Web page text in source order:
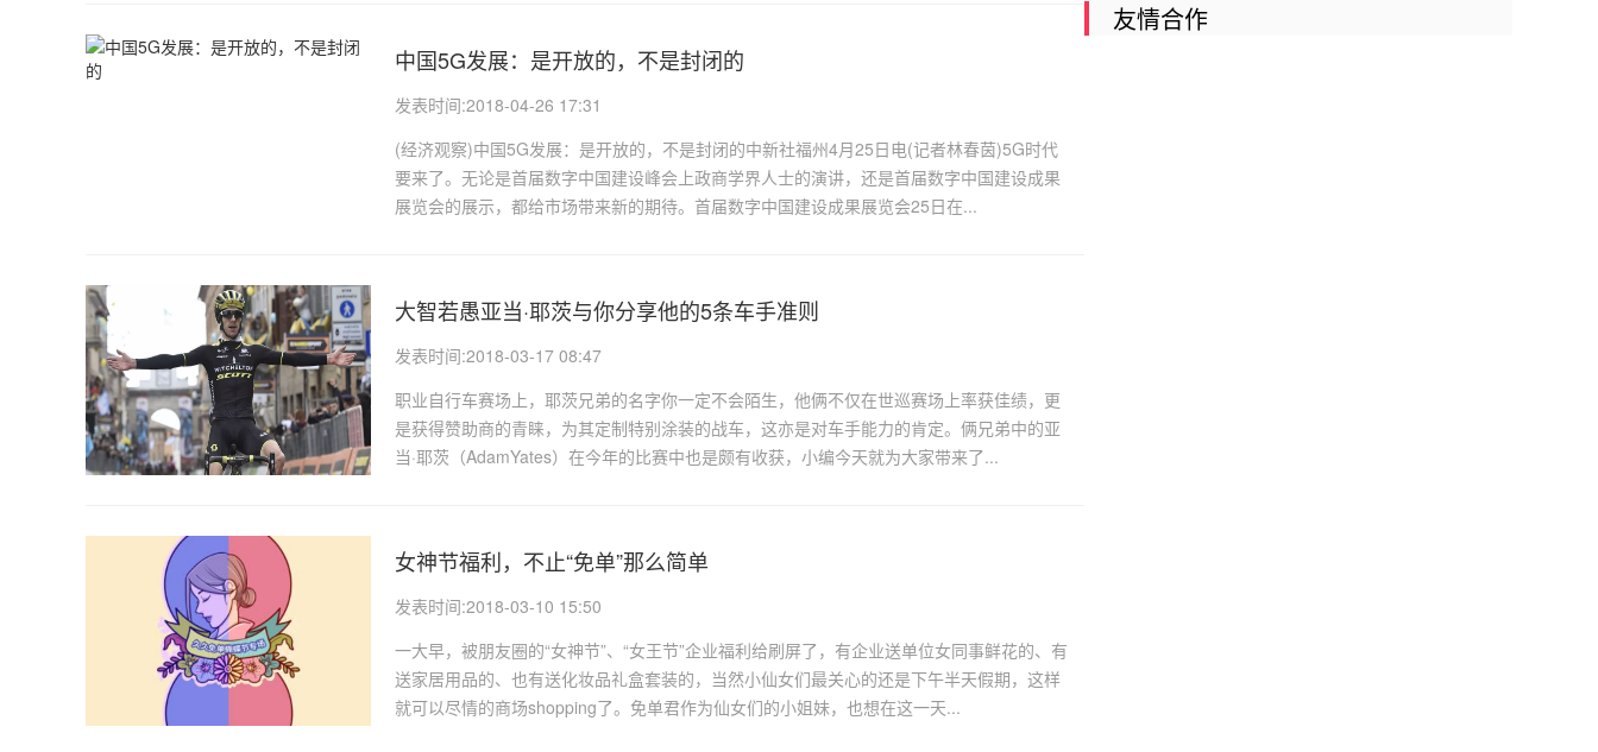
中国5G发展：是开放的，不是封闭的
发表时间:2018-04-26 17:31
(经济观察)中国5G发展：是开放的，不是封闭的中新社福州4月25日电(记者林春茵)5G时代
要来了。无论是首届数字中国建设峰会上政商学界人士的演讲，还是首届数字中国建设成果
展览会的展示，都给市场带来新的期待。首届数字中国建设成果展览会25日在...
大智若愚亚当·耶茨与你分享他的5条车手准则
发表时间:2018-03-17 08:47
职业自行车赛场上，耶茨兄弟的名字你一定不会陌生，他俩不仅在世巡赛场上率获佳绩，更
是获得赞助商的青睐，为其定制特别涂装的战车，这亦是对车手能力的肯定。俩兄弟中的亚
当·耶茨（AdamYates）在今年的比赛中也是颇有收获，小编今天就为大家带来了...
女神节福利，不止“免单”那么简单
发表时间:2018-03-10 15:50
一大早，被朋友圈的“女神节”、“女王节”企业福利给刷屏了，有企业送单位女同事鲜花的、有
送家居用品的、也有送化妆品礼盒套装的，当然小仙女们最关心的还是下午半天假期，这样
就可以尽情的商场shopping了。免单君作为仙女们的小姐妹，也想在这一天...
友情合作